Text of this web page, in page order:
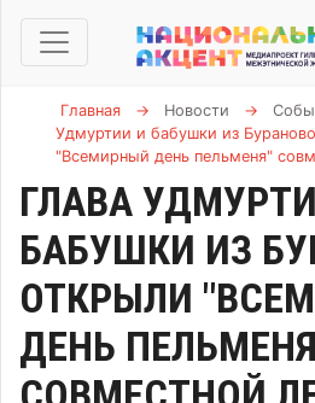
Главная → Новости →
Удмуртии и бабушки из
"Всемирный день пельменя"
ГЛАВА
БАБУШКИ ИЗ
ОТКРЫЛИ
ДЕНЬ